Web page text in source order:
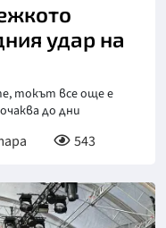
удар на
токът все още е
до дни
543